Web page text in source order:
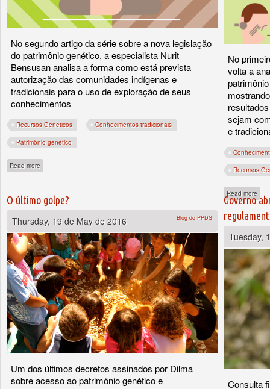
No segundo artigo da série sobre a nova legislação
do patrimônio genético, a especialista Nurit
Bensusan analisa a forma como está prevista
autorização das comunidades indígenas e
tradicionais para o uso de exploração de seus
conhecimentos
Recursos Geneticos Conhecimentos tradicionais
Patrimônio genético
Read more
No
volta a
sejam
e
Recursos
Read more
O último golpe?
Thursday, 19 de May de 2016
Blog do PPDS
Um dos últimos decretos assinados por Dilma
sobre acesso ao patrimônio genético e
Governo
Tuesday,
Consulta